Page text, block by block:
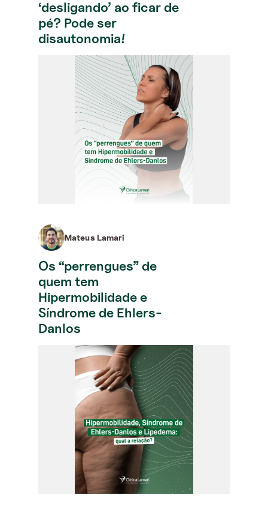
‘desligando’ ao ficar de
pé? Pode ser
disautonomia!
Mateus Lamari
Os “perrengues” de
quem tem
Hipermobilidade e
Síndrome de Ehlers-
Danlos